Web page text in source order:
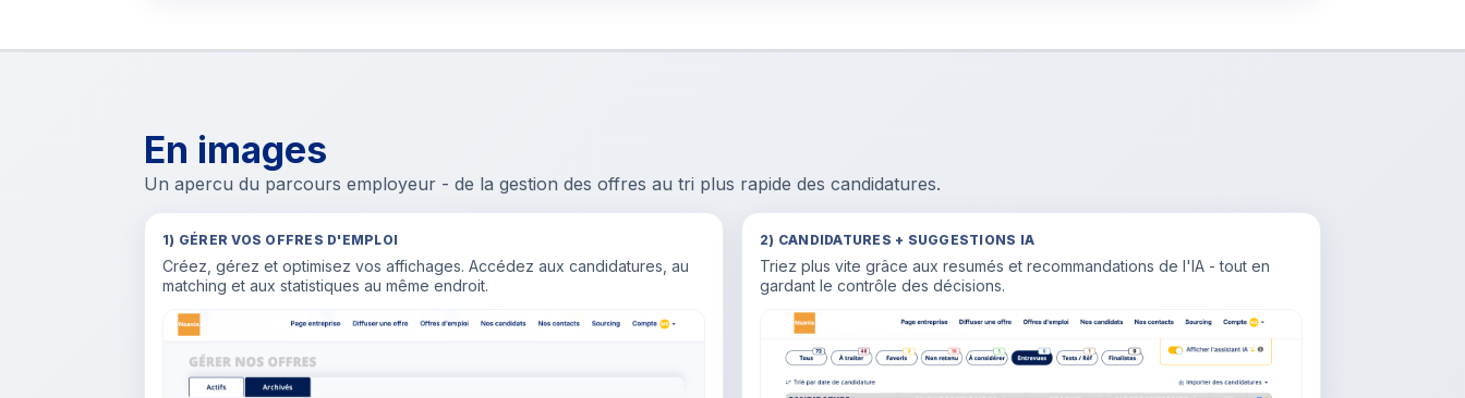
En images
Un apercu du parcours employeur - de la gestion des offres au tri plus rapide des candidatures.
1) GÉRER VOS OFFRES D'EMPLOI
Créez, gérez et optimisez vos affichages. Accédez aux candidatures, au
matching et aux statistiques au même endroit.
2) CANDIDATURES + SUGGESTIONS IA
Triez plus vite grâce aux resumés et recommandations de l'IA - tout en
gardant le contrôle des décisions.